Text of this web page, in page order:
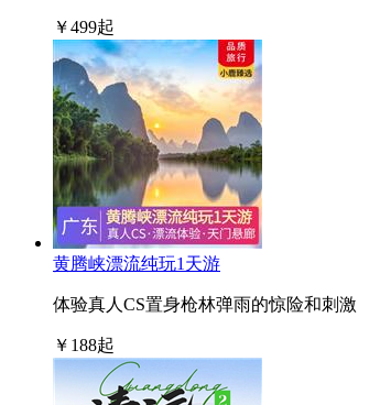
￥499起
黄腾峡漂流纯玩1天游
体验真人CS置身枪林弹雨的惊险和刺激
￥ 188起